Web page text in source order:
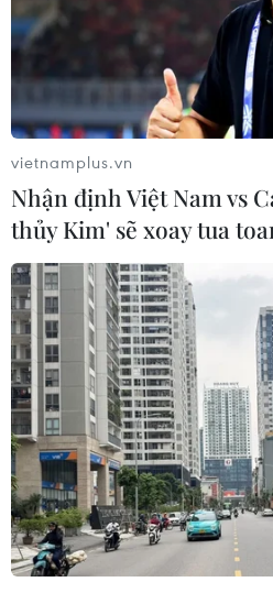
'Hố tử thần' gây đổ
dân Mỹ Đức hoang
24/09/2019 12:53
Nguyên nhân chủ yếu gây sụt
thần" ở huyện Mỹ Đức, Hà Nội
nước giữa hang động caster ở
40m với tầng đá vôi.
vietnamplus.vn
Nhận định Việt Nam vs
thủy Kim' sẽ xoay tua